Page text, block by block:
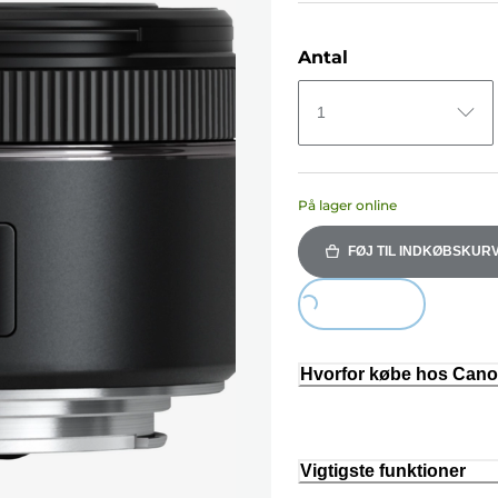
Antal
1
På lager online
FØJ TIL
Loading...
Hvorfor købe hos
Vigtigste funktioner